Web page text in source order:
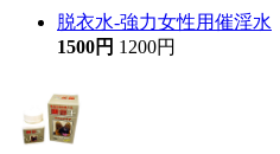
脱衣水-強力女性用催淫水
1500円 1200円